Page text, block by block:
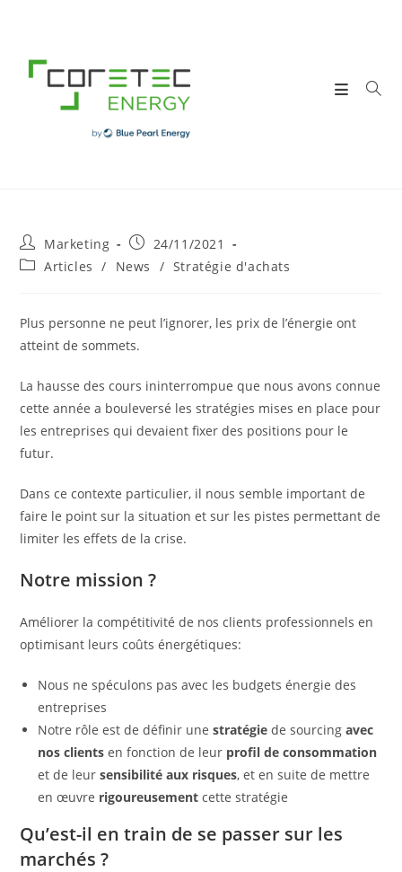
content
Post
author:
Marketing
Post
published:
24/11/2021
PostArticles / News / Stratégie d'achats
Plus personne ne peut l’ignorer, les prix de l’énergie ont
atteint de sommets.
La hausse des cours ininterrompue que nous avons connue
cette année a bouleversé les stratégies mises en place pour
les entreprises qui devaient fixer des positions pour le
futur.
Dans ce contexte particulier, il nous semble important de
faire le point sur la situation et sur les pistes permettant de
limiter les effets de la crise.
Notre mission ?
Améliorer la compétitivité de nos clients professionnels en
optimisant leurs coûts énergétiques:
Nous ne spéculons pas avec les budgets énergie des
entreprises
Notre rôle est de définir unestratégie de sourcingavec
nos clientsen fonction de leur profil de consommation
et de leursensibilité aux risques, et en suite de mettre
en œuvre rigoureusement cette stratégie
Qu’est-il en train de se passer sur les
marchés ?